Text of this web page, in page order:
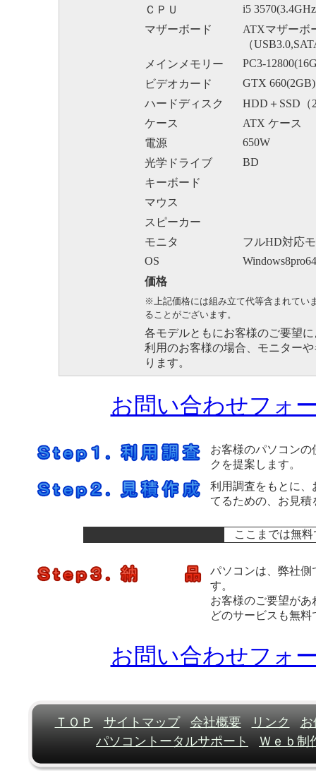
ＣＰＵ
i5
マザーボード
ATXマザーボ
（
メインメモリー
PC3-
ビデオカード
GTX 660(2GB)
ハードディスク
HDD＋SSD（
ケース
ATX ケース
電源
650W
光学ドライブ
BD
キーボード
マウス
スピーカー
モニタ
フルHD対応
OS
価格
※上記価格には組み立て代等含まれてい
ることがございます。
各モデルともにお客様のご要望
利用のお客様の場合、モニター
ります。
お問い合わせフォ
お客様のパソコン
クを提案します。
利用調査をもとに、
てるための、お見積
ここまでは無
パソコンは、弊社側
す。
お客様のご要望が
どのサービスも無
お問い合わせフォ
ＴＯＰ サイトマップ 会社概要 リンク
お
パソコントータルサポート
Ｗｅｂ制